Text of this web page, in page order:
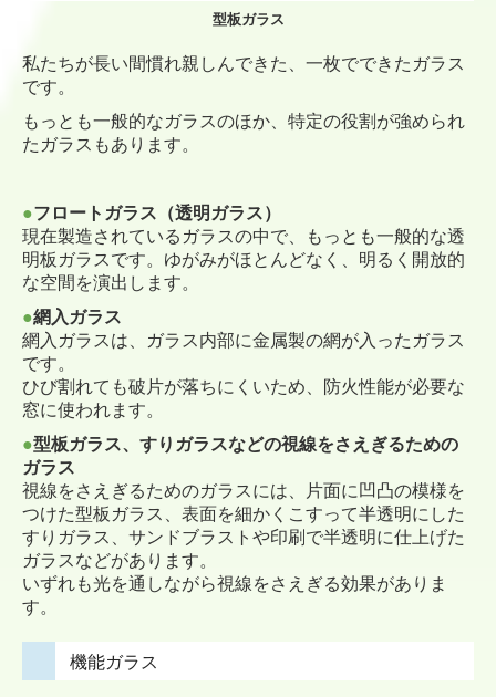
型板ガラス
私たちが長い間慣れ親しんできた、一枚でできたガラス
です。
もっとも一般的なガラスのほか、特定の役割が強められ
たガラスもあります。
●フロートガラス（透明ガラス）
現在製造されているガラスの中で、もっとも一般的な透
明板ガラスです。ゆがみがほとんどなく、明るく開放的
な空間を演出します。
●網入ガラス
網入ガラスは、ガラス内部に金属製の網が入ったガラス
です。
ひび割れても破片が落ちにくいため、防火性能が必要な
窓に使われます。
●型板ガラス、すりガラスなどの視線をさえぎるための
ガラス
視線をさえぎるためのガラスには、片面に凹凸の模様を
つけた型板ガラス、表面を細かくこすって半透明にした
すりガラス、サンドブラストや印刷で半透明に仕上げた
ガラスなどがあります。
いずれも光を通しながら視線をさえぎる効果がありま
す。
機能ガラス